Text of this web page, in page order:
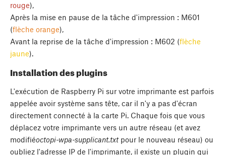
rouge),
Après la mise en pause de la tâche d'impression : M601
(flèche orange),
Avant la reprise de la tâche d'impression : M602 (flèche
jaune).
Installation des plugins
L'exécution de Raspberry Pi sur votre imprimante est parfois
appelée avoir système sans tête, car il n'y a pas d'écran
directement connecté à la carte Pi. Chaque fois que vous
déplacez votre imprimante vers un autre réseau (et avez
modifiéoctopi-wpa-supplicant.txtpour le nouveau réseau) ou
oubliez l'adresse IP de l'imprimante, il existe un plugin qui